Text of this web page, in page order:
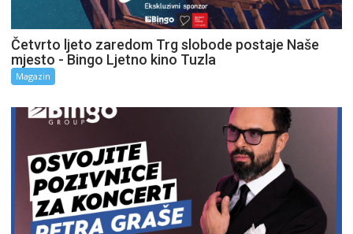
Četvrto ljeto zaredom Trg slobode postaje Naše
mjesto - Bingo Ljetno kino Tuzla
Magazin